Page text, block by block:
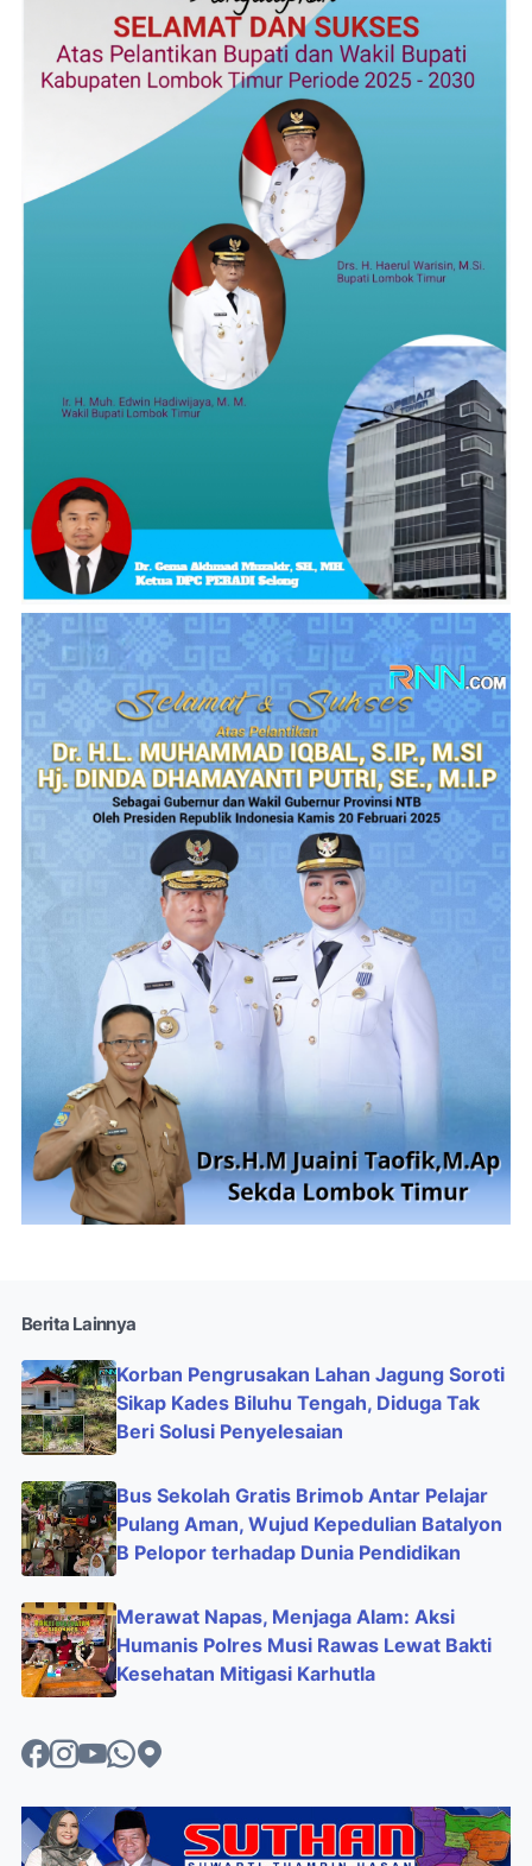
Berita Lainnya
Korban Pengrusakan Lahan Jagung Soroti
Sikap Kades Biluhu Tengah, Diduga Tak
Beri Solusi Penyelesaian
Bus Sekolah Gratis Brimob Antar Pelajar
Pulang Aman, Wujud Kepedulian Batalyon
B Pelopor terhadap Dunia Pendidikan
Merawat Napas, Menjaga Alam: Aksi
Humanis Polres Musi Rawas Lewat Bakti
Kesehatan Mitigasi Karhutla